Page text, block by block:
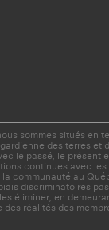
sommes situés en
des terres et
le passé, le présent
continues avec
communauté au
discriminatoires
éliminer, en
réalités des